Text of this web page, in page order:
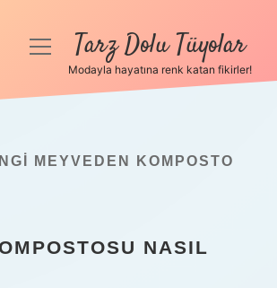
menüyüTarz Dolu Tüyolar
Modayla hayatına renk katan fikirler!
MEYVEDEN KOMPOSTO
NASIL